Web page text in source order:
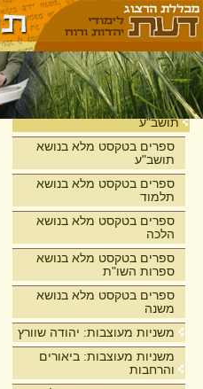
בית
תושב"ע
ספרים בטקסט מלא בנושא
תושב"ע
ספרים בטקסט מלא בנושא
תלמוד
ספרים בטקסט מלא בנושא
הלכה
ספרים בטקסט מלא בנושא
ספרות השו"ת
ספרים בטקסט מלא בנושא
משנה
משניות מעוצבות: יהודה שוורץ
משניות מעוצבות: ביאורים
והרחבות